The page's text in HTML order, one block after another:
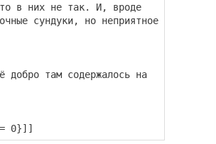
в них не так. И, вроде
сундуки, но неприятное
там содержалось на
= 0}]]